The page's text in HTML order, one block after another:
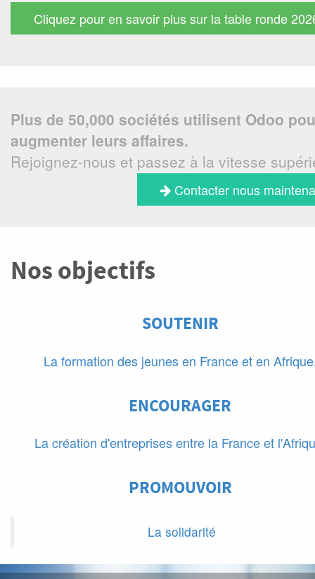
Cliquez pour en savoir plus sur la table ronde
Plus de 50,000 sociétés utilisent Odoo
augmenter leurs affaires.
Rejoignez-nous et passez à la vitesse
Contacter nous
Nos objectifs
SOUTENIR
La formation des jeunes en France et en
ENCOURAGER
La création d'entreprises entre la France et
PROMOUVOIR
La solidarité